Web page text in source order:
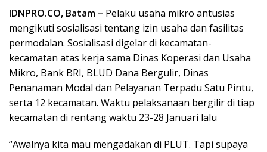
IDNPRO.CO, Batam – Pelaku usaha mikro antusias
mengikuti sosialisasi tentang izin usaha dan fasilitas
permodalan. Sosialisasi digelar di kecamatan-
kecamatan atas kerja sama Dinas Koperasi dan Usaha
Mikro, Bank BRI, BLUD Dana Bergulir, Dinas
Penanaman Modal dan Pelayanan Terpadu Satu Pintu,
serta 12 kecamatan. Waktu pelaksanaan bergilir di tiap
kecamatan di rentang waktu 23-28 Januari lalu
“Awalnya kita mau mengadakan di PLUT. Tapi supaya